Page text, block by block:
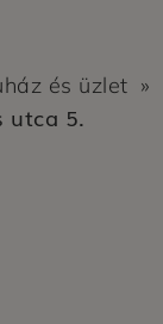
és üzlet »
utca 5.